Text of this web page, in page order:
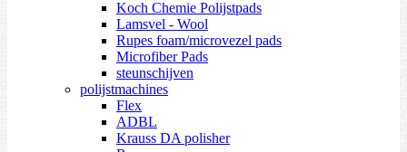
Koch Chemie Polijstpads
Lamsvel - Wool
Rupes foam/microvezel pads
Microfiber Pads
steunschijven
polijstmachines
Flex
ADBL
Krauss DA polisher